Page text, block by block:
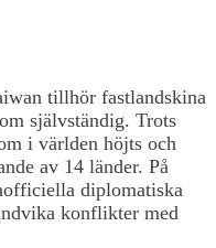
tillhör fastlandskina
självständig. Trots
i världen höjts och
av 14 länder. På
diplomatiska
konflikter med